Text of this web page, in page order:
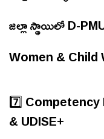
జిల్లా స్థాయిలో D-
Women &
7️⃣
& UDISE+